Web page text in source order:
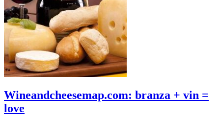
Wineandcheesemap.com: branza + vin =
love